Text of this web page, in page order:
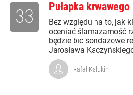
Pułapka
Bez względu na to, jak
oceniać ślamazarność
będzie bić sondażowe
Jarosława
33
Rafał Kalukin